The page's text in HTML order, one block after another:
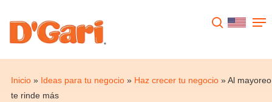
Inicio» Ideas para tu negocio» Haz crecer tu negocio»Al mayoreo
te rinde más
Presione enter para buscar o ESC para